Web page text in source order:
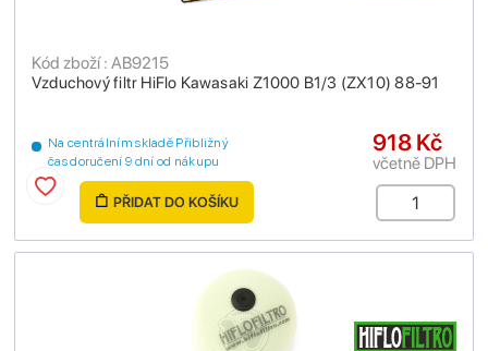
Vzduchový filtr HiFlo Kawasaki Z1000 B1/3 (ZX10) 88-91
Kód zboží : AB9215
Na centrálním skladě Přibližný
čas doručení 9 dní od nákupu
918 Kč
včetně DPH
PŘIDAT DO KOŠÍKU